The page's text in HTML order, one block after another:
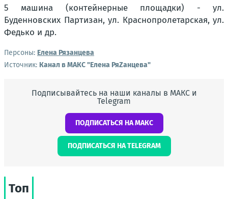
5 машина (контейнерные площадки) - ул.
Буденновских Партизан, ул. Краснопролетарская, ул.
Федько и др.
Персоны: Елена Рязанцева
Источник: Канал в МАКС "Елена РяZанцева"
Подписывайтесь на наши каналы в МАКС и
Telegram
ПОДПИСАТЬСЯ НА МАКС
ПОДПИСАТЬСЯ НА TELEGRAM
Топ